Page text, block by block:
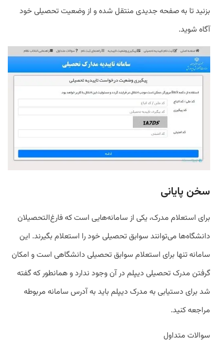
بزنید تا به صفحه جدیدی منتقل شده و از وضعیت تحصیلی خود
آگاه شوید.
سخن پایانی
برای استعلام مدرک، یکی از سامانه‌هایی است که فارغ‌التحصیلان
دانشگاه‌ها می‌توانند سوابق تحصیلی خود را استعلام بگیرند. این
سامانه تنها برای استعلام سوابق تحصیلی دانشگاهی است و امکان
گرفتن مدرک تحصیلی دیپلم در آن وجود ندارد و همانطور که گفته
شد برای دستیابی به مدرک دیپلم باید به آدرس سامانه مربوطه
مراجعه کنید.
سوالات متداول